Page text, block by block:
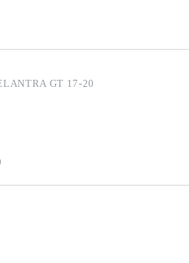
GT 17-20